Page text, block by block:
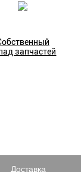
запчастей
Доставка